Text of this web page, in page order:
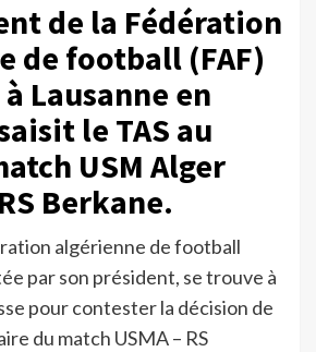
de la Fédération
de football (FAF)
Lausanne en
le TAS au
USM Alger
Berkane.
algérienne de football
par son président, se trouve à
pour contester la décision de
du match USMA – RS